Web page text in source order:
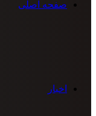
صفحه اصلی
اخبار